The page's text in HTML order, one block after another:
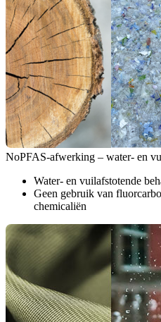
NoPFAS-afwerking – water- en
Water- en vuilafstotende
Geen gebruik van
chemicaliën